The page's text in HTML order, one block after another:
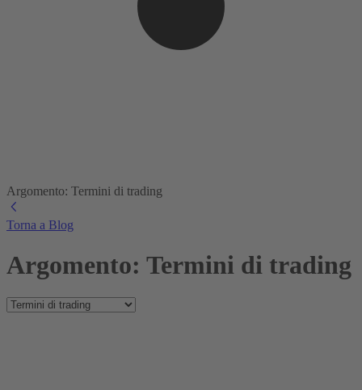
Argomento: Termini di trading
Torna a Blog
Argomento: Termini di trading